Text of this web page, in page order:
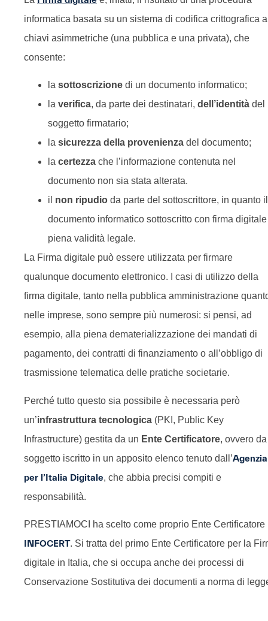
informatica basata su un sistema di codifica crittografica a
chiavi asimmetriche (una pubblica e una privata), che
consente:
la sottoscrizione di un documento informatico;
la verifica, da parte dei destinatari, dell’identità del
soggetto firmatario;
la sicurezza della provenienza del documento;
la certezza che l’informazione contenuta nel
documento non sia stata alterata.
il non ripudio da parte del sottoscrittore, in quanto il
documento informatico sottoscritto con firma
piena validità legale.
La Firma digitale può essere utilizzata per firmare
qualunque documento elettronico. I casi di utilizzo della
firma digitale, tanto nella pubblica amministrazione
nelle imprese, sono sempre più numerosi: si pensi, ad
esempio, alla piena dematerializzazione dei mandati di
pagamento, dei contratti di finanziamento o all’obbligo di
trasmissione telematica delle pratiche societarie.
Perché tutto questo sia possibile è necessaria però
un’infrastruttura tecnologica (PKI, Public Key
Infrastructure) gestita da un Ente Certificatore, ovvero
soggetto iscritto in un apposito elenco tenuto dall’Agenzia
per l’Italia Digitale, che abbia precisi compiti e
responsabilità.
PRESTIAMOCI ha scelto come proprio Ente Certificatore
INFOCERT. Si tratta del primo Ente Certificatore per la
digitale in Italia, che si occupa anche dei processi di
Conservazione Sostitutiva dei documenti a norma di